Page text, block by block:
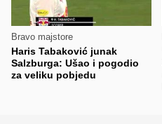
Bravo majstore
Haris Tabaković junak
Salzburga: Ušao i pogodio
za veliku pobjedu